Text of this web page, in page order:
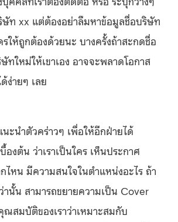
ท xx แต่ต้องอย่าลืมหาข้อมูลชื่อบริษัท
รให้ถูกต้องด้วยนะ บางครั้งถ้าสะกดชื่อ
ใหม่ให้เขาเอง อาจจะพลาดโอกาส
ง่ายๆ เลย
นะนำตัวคร่าวๆ เพื่อให้อีกฝ่ายได้
องต้น ว่าเราเป็นใคร เห็นประกาศ
ไหน มีความสนใจในตำแหน่งอะไร ถ้า
านั้น สามารถขยายความเป็น Cover
สมบัติของเราว่าเหมาะสมกับ